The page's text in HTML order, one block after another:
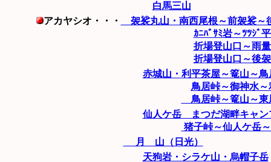
白馬三山
アカヤシオ・・・
袈裟丸山・南西尾根～前袈裟～
ｶﾆﾊﾞｻﾐ岩～ﾂﾂｼﾞ
折場登山口～雨
折場登山口～後
赤城山・利平茶屋～篭山～
鳥居峠～御神水
鳥居峠～篭山～
仙人ケ岳 まつだ湖畔キャン
猪子峠～仙人ケ岳
月 山（日光）
天狗岩・シラケ山・烏帽子岳